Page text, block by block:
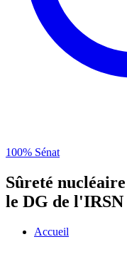
100% Sénat
Sûreté
le DG de
Accueil